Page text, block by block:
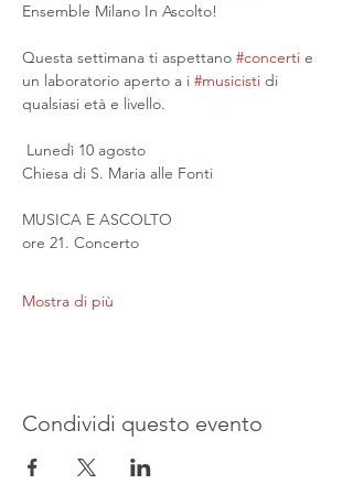
Ensemble Milano In Ascolto!
Questa settimana ti aspettano #concerti e
un laboratorio aperto a i #musicisti di
qualsiasi età e livello.
Lunedì 10 agosto
Chiesa di S. Maria alle Fonti
MUSICA E ASCOLTO
ore 21. Concerto
Mostra di più
Condividi questo evento